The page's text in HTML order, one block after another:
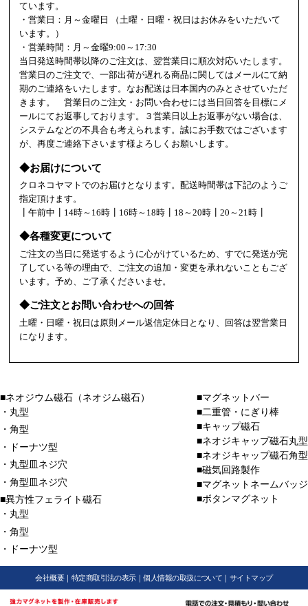
ています。
・営業日：月～金曜日 （土曜・日曜・祝日はお休みをいただいて
います。）
・営業時間：月～金曜9:00～17:30
当日発送時間帯以降のご注文は、翌営業日に順次対応いたします。
営業日のご注文で、一部出荷が遅れる商品に関してはメールにて納
期のご連絡をいたします。なお配送は日本国内のみとさせていただ
きます。 営業日のご注文・お問い合わせには当日回答を目標にメ
ールにてお返事しております。３営業日以上お返事がない場合は、
システムなどの不具合も考えられます。誠にお手数ではございます
が、再度ご連絡下さいます様よろしくお願いします。
◆お届けについて
クロネコヤマトでのお届けとなります。配送時間帯は下記のようご
指定頂けます。
┃午前中┃14時～16時┃16時～18時┃18～20時┃20～21時┃
◆各種変更について
ご注文の当日に発送するように心がけているため、すでに発送が完
了している等の理由で、ご注文の追加・変更を承れないこともござ
います。予め、ご了承くださいませ。
◆ご注文とお問い合わせへの回答
土曜・日曜・祝日は原則メール返信定休日となり、回答は翌営業日
になります。
■ネオジウム磁石（ネオジム磁石）
・丸型
・角型
・ドーナツ型
・丸型皿ネジ穴
・角型皿ネジ穴
■異方性フェライト磁石
・丸型
・角型
・ドーナツ型
■マグネットバー
■二重管・にぎり棒
■キャップ磁石
■ネオジキャップ磁石丸型
■ネオジキャップ磁石角型
■磁気回路製作
■マグネットネームバッジ
■ボタンマグネット
会社概要｜ 特定商取引法の表示｜個人情報の取扱について ｜ サイトマップ